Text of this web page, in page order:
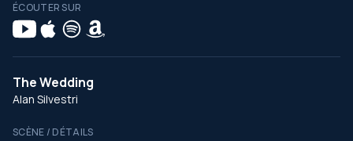
ÉCOUTER SUR
The Wedding
Alan Silvestri
SCÈNE / DÉTAILS